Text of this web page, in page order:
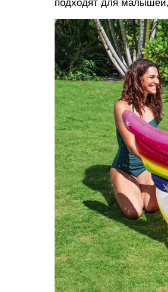
подходят для